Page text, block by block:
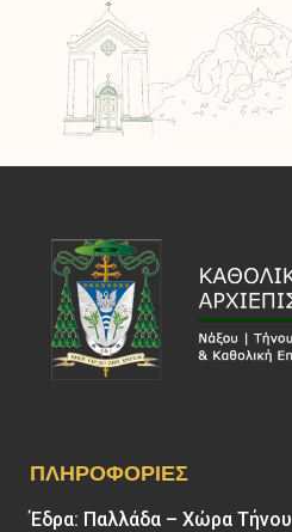
ΠΛΗΡΟΦΟΡΊΕΣ
Έδρα: Παλλάδα – Χώρα Τήνου